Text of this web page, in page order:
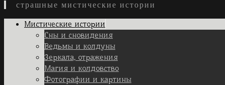
страшные мистические истории
Skip
Мистические истории
Сны и сновидения
Ведьмы и колдуны
Зеркала, отражения
Магия и колдовство
Фотографии и картины